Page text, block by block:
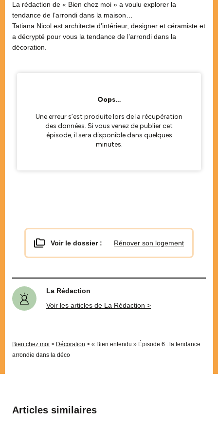
La rédaction de « Bien chez moi » a voulu explorer la
tendance de l’arrondi dans la maison…
Tatiana Nicol est architecte d’intérieur, designer et céramiste et
a décrypté pour vous la tendance de l’arrondi dans la
décoration.
Voir le dossier : Rénover son logement
La Rédaction
Voir les articles de La Rédaction >
Bien chez moi > Décoration > « Bien entendu » Épisode 6 : la tendance
arrondie dans la déco
Articles similaires